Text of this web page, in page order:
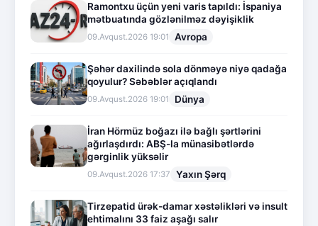
Ramontxu üçün yeni varis tapıldı: İspaniya
mətbuatında gözlənilməz dəyişiklik
09.Avqust.2026 19:01 Avropa
Şəhər daxilində sola dönməyə niyə qadağa
qoyulur? Səbəblər açıqlandı
09.Avqust.2026 19:01 Dünya
İran Hörmüz boğazı ilə bağlı şərtlərini
ağırlaşdırdı: ABŞ-la münasibətlərdə
gərginlik yüksəlir
09.Avqust.2026 17:37 Yaxın Şərq
Tirzepatid ürək-damar xəstəlikləri və insult
ehtimalını 33 faiz aşağı salır